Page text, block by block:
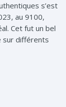
s’est
au 9100,
Cet fut un bel
sur différents